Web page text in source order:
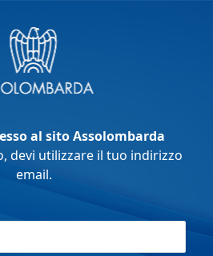
al sito Assolombarda
devi utilizzare il tuo indirizzo
email.